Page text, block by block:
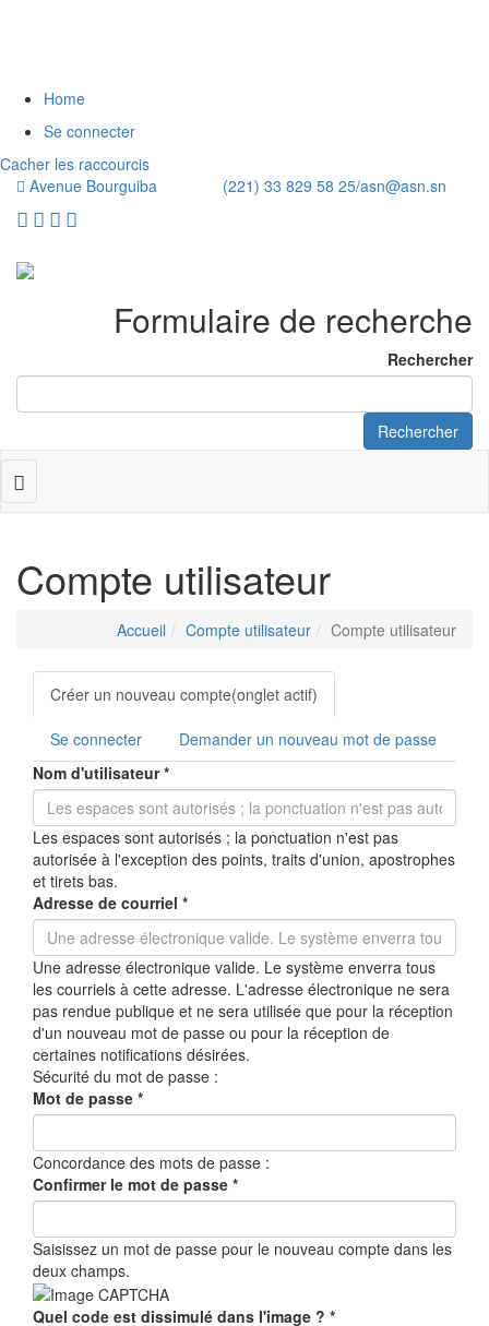
Home
Se connecter
Cacher les raccourcis
Avenue Bourguiba (221) 33 829 58 25/asn@asn.sn
Formulaire de recherche
Rechercher
Rechercher
Toggle
navigation
Compte utilisateur
Accueil Compte utilisateur Compte utilisateur
Onglets
principaux
Créer un nouveau compte(onglet actif)
Se connecter
Demander un nouveau mot de passe
Nom d'utilisateur*
Les espaces sont autorisés ; la ponctuation n'est pas
autorisée à l'exception des points, traits d'union, apostrophes
et tirets bas.
Adresse de courriel *
Une adresse électronique valide. Le système enverra tous
les courriels à cette adresse. L'adresse électronique ne sera
pas rendue publique et ne sera utilisée que pour la réception
d'un nouveau mot de passe ou pour la réception de
certaines notifications désirées.
Sécurité du mot de passe :
Mot de passe *
Concordance des mots de passe :
Confirmer le mot de passe *
Saisissez un mot de passe pour le nouveau compte dans les
deux champs.
Quel code est dissimulé dans l'image ? *